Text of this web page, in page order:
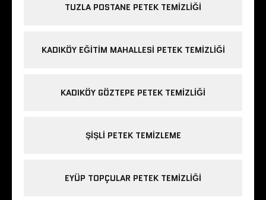
TUZLA POSTANE PETEK TEMIZLIĞI
KADIKÖY EĞITIM MAHALLESI PETEK TEMIZLIĞI
KADIKÖY GÖZTEPE PETEK TEMIZLIĞI
ŞIŞLI PETEK TEMIZLEME
EYÜP TOPÇULAR PETEK TEMIZLIĞI